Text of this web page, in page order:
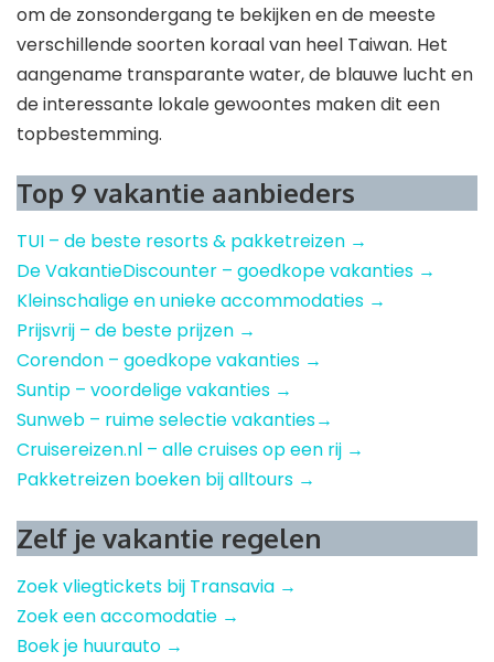
om de zonsondergang te bekijken en de meeste
verschillende soorten koraal van heel Taiwan. Het
aangename transparante water, de blauwe lucht en
de interessante lokale gewoontes maken dit een
topbestemming.
Top 9 vakantie aanbieders
TUI – de beste resorts & pakketreizen →
De VakantieDiscounter – goedkope vakanties →
Kleinschalige en unieke accommodaties →
Prijsvrij – de beste prijzen →
Corendon – goedkope vakanties →
Suntip – voordelige vakanties →
Sunweb – ruime selectie vakanties→
Cruisereizen.nl – alle cruises op een rij →
Pakketreizen boeken bij alltours →
Zelf je vakantie regelen
Zoek vliegtickets bij Transavia →
Zoek een accomodatie →
Boek je huurauto →